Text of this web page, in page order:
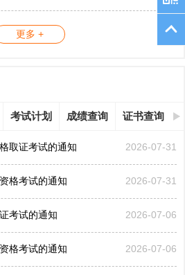
更多 +
考试计划 成绩查询 证书查询
取证考试的通知 2026-07-31
格考试的通知 2026-07-31
考试的通知 2026-07-06
格考试的通知 2026-07-06